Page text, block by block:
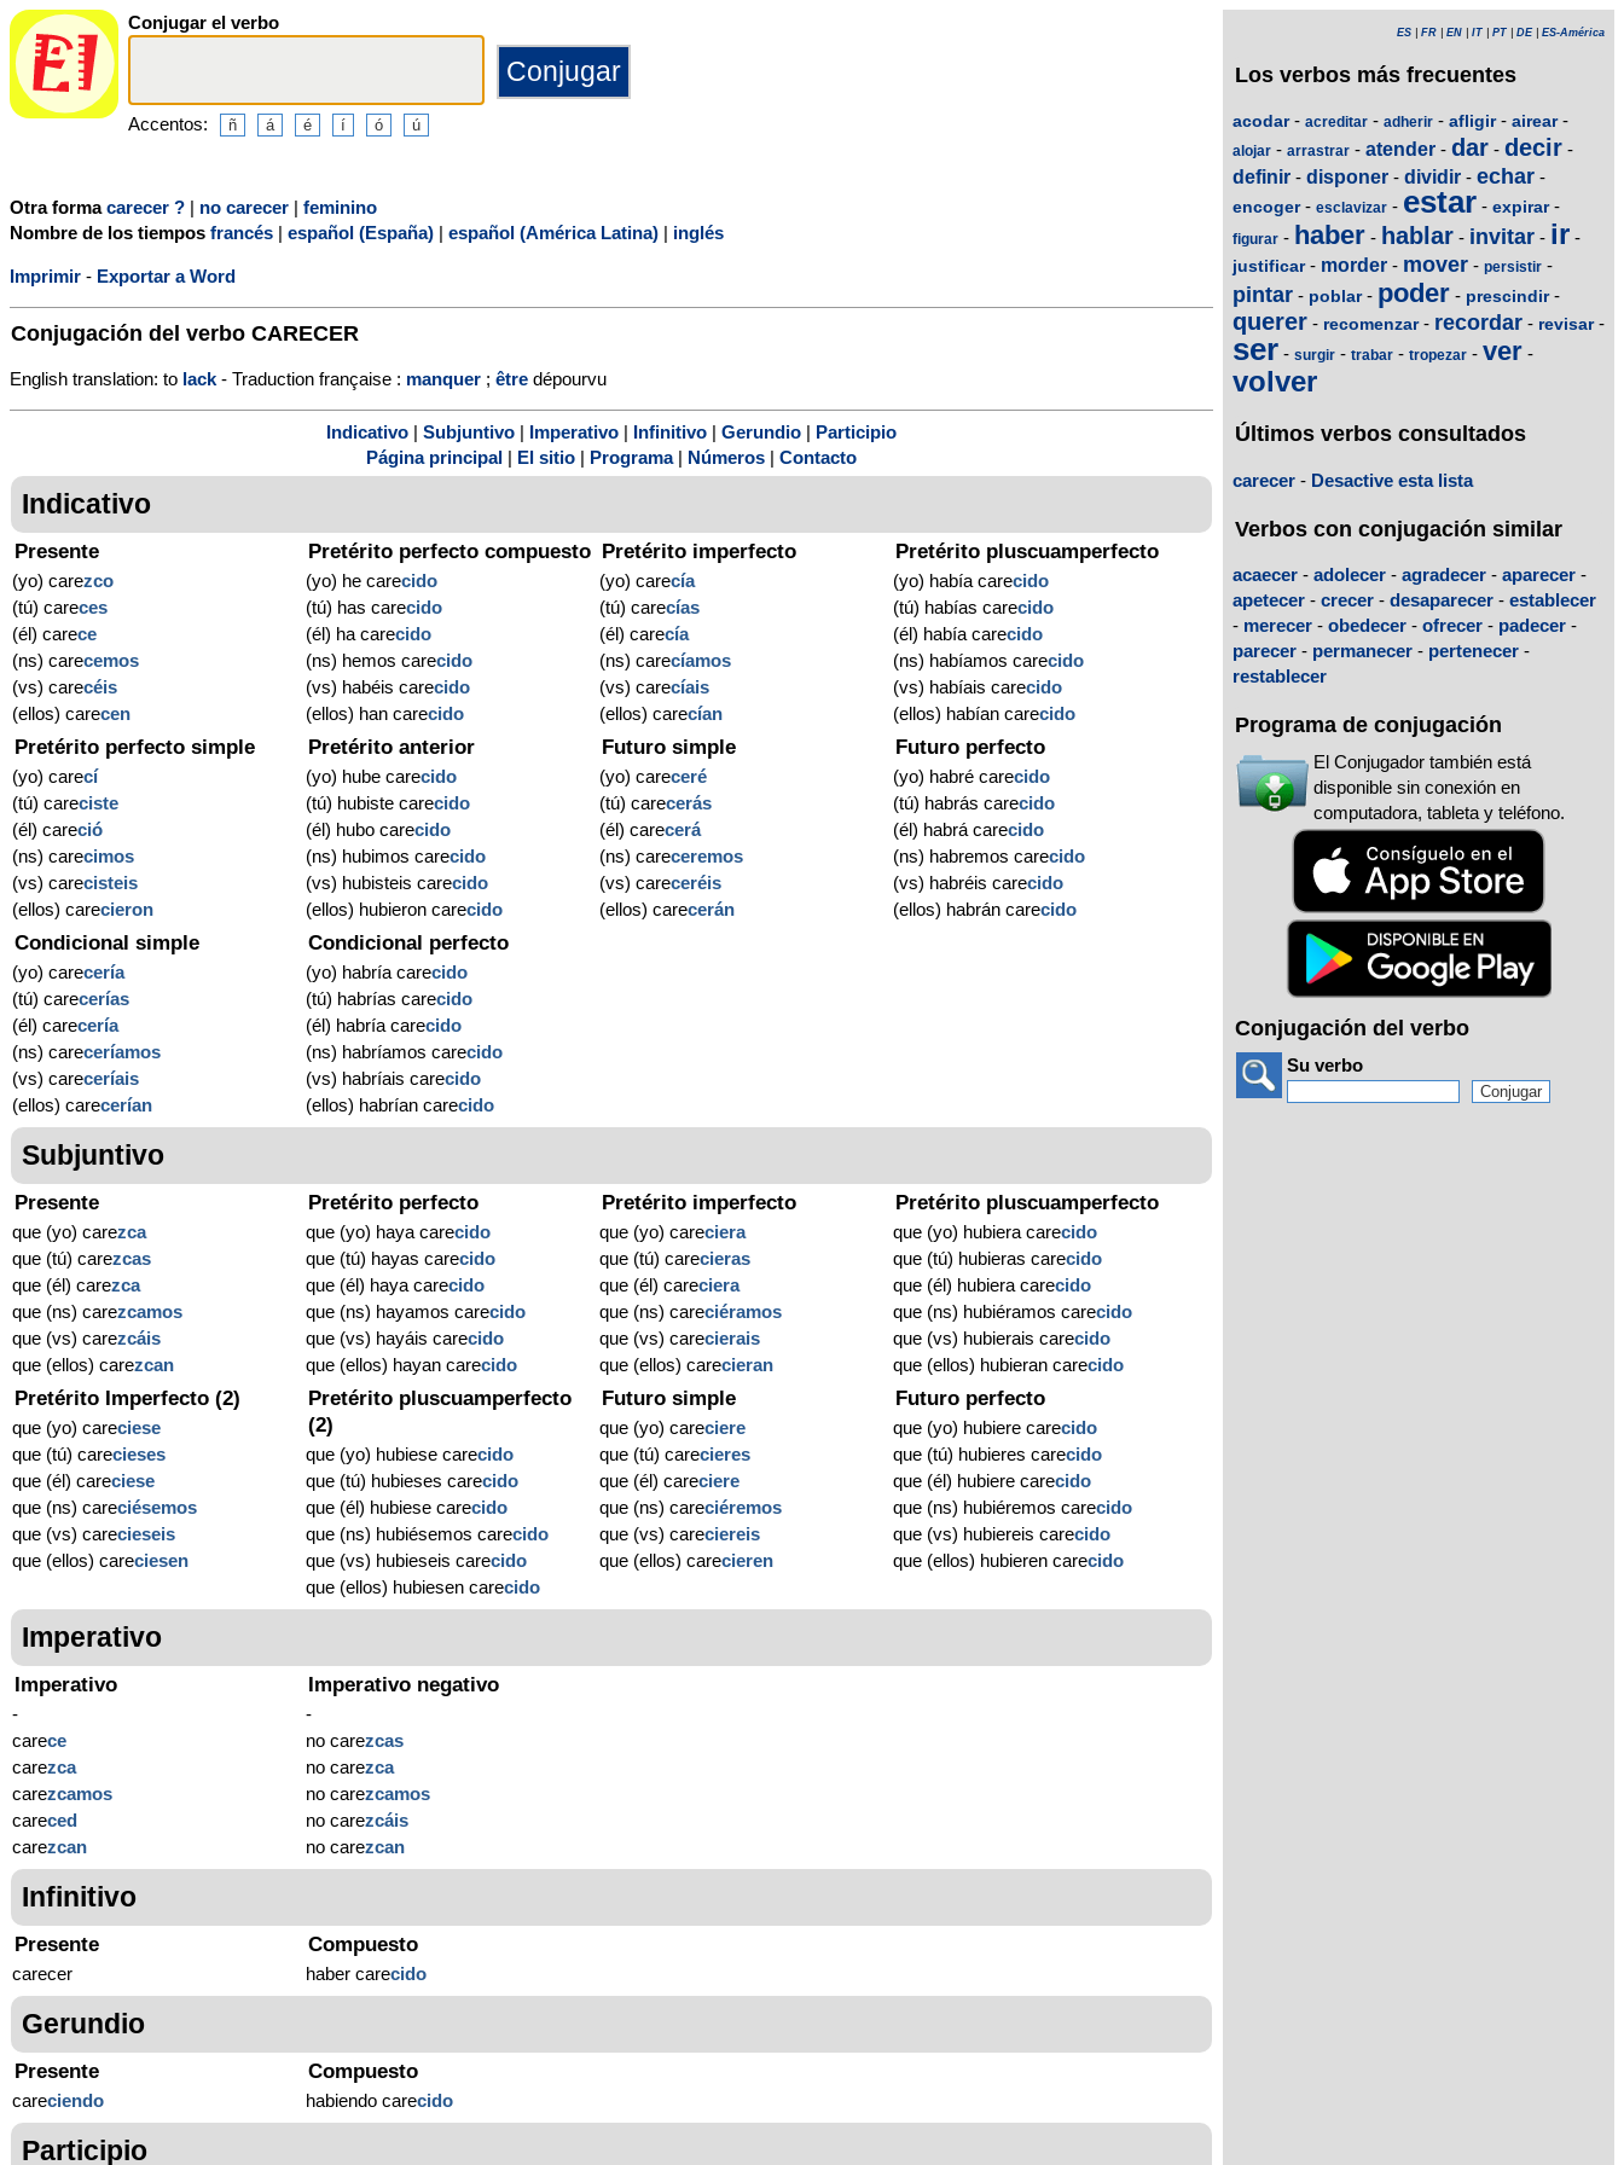
Conjugar el verbo
Accentos:
Otra formacarecer ? | no carecer | feminino
Nombre de los tiempos francés | español (España) | español (América Latina) | inglés
Imprimir - Exportar a Word
Conjugación del verbo CARECER
English translation: to lack - Traduction française : manquer ; être dépourvu
Indicativo Subjuntivo Imperativo Infinitivo Gerundio
Participio
Página principal
El sitio Programa| Números Contacto
Indicativo
Presente
(yo) carezco
(tú) careces
(él) carece
(ns) carecemos
(vs) carecéis
(ellos) carecen
Pretérito perfecto compuesto
(yo) he carecido
(tú) has carecido
(él) ha carecido
(ns) hemos carecido
(vs) habéis carecido
(ellos) han carecido
Pretérito imperfecto
(yo) carecía
(tú) carecías
(él) carecía
(ns) carecíamos
(vs) carecíais
(ellos) carecían
Pretérito pluscuamperfecto
(yo) había carecido
(tú) habías carecido
(él) había carecido
(ns) habíamos carecido
(vs) habíais carecido
(ellos) habían carecido
Pretérito perfecto simple
(yo) carecí
(tú) careciste
(él) careció
(ns) carecimos
(vs) carecisteis
(ellos) carecieron
Pretérito anterior
(yo) hube carecido
(tú) hubiste carecido
(él) hubo carecido
(ns) hubimos carecido
(vs) hubisteis carecido
(ellos) hubieron carecido
Futuro simple
(yo) careceré
(tú) carecerás
(él) carecerá
(ns) careceremos
(vs) careceréis
(ellos) carecerán
Futuro perfecto
(yo) habré carecido
(tú) habrás carecido
(él) habrá carecido
(ns) habremos carecido
(vs) habréis carecido
(ellos) habrán carecido
Condicional simple
(yo) carecería
(tú) carecerías
(él) carecería
(ns) careceríamos
(vs) careceríais
(ellos) carecerían
Condicional perfecto
(yo) habría carecido
(tú) habrías carecido
(él) habría carecido
(ns) habríamos carecido
(vs) habríais carecido
(ellos) habrían carecido
Subjuntivo
Presente
que (yo) carezca
que (tú) carezcas
que (él) carezca
que (ns) carezcamos
que (vs) carezcáis
que (ellos) carezcan
Pretérito perfecto
que (yo) haya carecido
que (tú) hayas carecido
que (él) haya carecido
que (ns) hayamos carecido
que (vs) hayáis carecido
que (ellos) hayan carecido
Pretérito imperfecto
que (yo) careciera
que (tú) carecieras
que (él) careciera
que (ns) careciéramos
que (vs) carecierais
que (ellos) carecieran
Pretérito pluscuamperfecto
que (yo) hubiera carecido
que (tú) hubieras carecido
que (él) hubiera carecido
que (ns) hubiéramos carecido
que (vs) hubierais carecido
que (ellos) hubieran carecido
Pretérito Imperfecto (2)
que (yo) careciese
que (tú) carecieses
que (él) careciese
que (ns) careciésemos
que (vs) carecieseis
que (ellos) careciesen
Pretérito pluscuamperfecto
(2)
que (yo) hubiese carecido
que (tú) hubieses carecido
que (él) hubiese carecido
que (ns) hubiésemos carecido
que (vs) hubieseis carecido
que (ellos) hubiesen carecido
Futuro simple
que (yo) careciere
que (tú) carecieres
que (él) careciere
que (ns) careciéremos
que (vs) careciereis
que (ellos) carecieren
Futuro perfecto
que (yo) hubiere carecido
que (tú) hubieres carecido
que (él) hubiere carecido
que (ns) hubiéremos carecido
que (vs) hubiereis carecido
que (ellos) hubieren carecido
Imperativo
Imperativo
-
carece
carezca
carezcamos
careced
carezcan
Imperativo negativo
-
no carezcas
no carezca
no carezcamos
no carezcáis
no carezcan
Infinitivo
Presente
carecer
Compuesto
haber carecido
Gerundio
Presente
careciendo
Compuesto
habiendo carecido
Participio
ES FR EN IT PT DE| ES-América
Los verbos más frecuentes
acodar- acreditar - adherir - afligir- airear-
alojar - arrastrar - atender - dar - decir -
definir - disponer - dividir - echar -
encoger- esclavizar - estar - expirar-
figurar - haber - hablar - invitar - ir -
justificar- morder - mover - persistir -
pintar - poblar- poder - prescindir-
querer - recomenzar- recordar - revisar-
ser - surgir - trabar - tropezar - ver -
volver
Últimos verbos consultados
carecer - Desactive esta lista
Verbos con conjugación similar
acaecer - adolecer - agradecer - aparecer -
apetecer - crecer - desaparecer - establecer
- merecer - obedecer - ofrecer - padecer -
parecer - permanecer - pertenecer -
restablecer
Programa de conjugación
El Conjugador también está
disponible sin conexión en
computadora, tableta y teléfono.
Conjugación del verbo
Su verbo